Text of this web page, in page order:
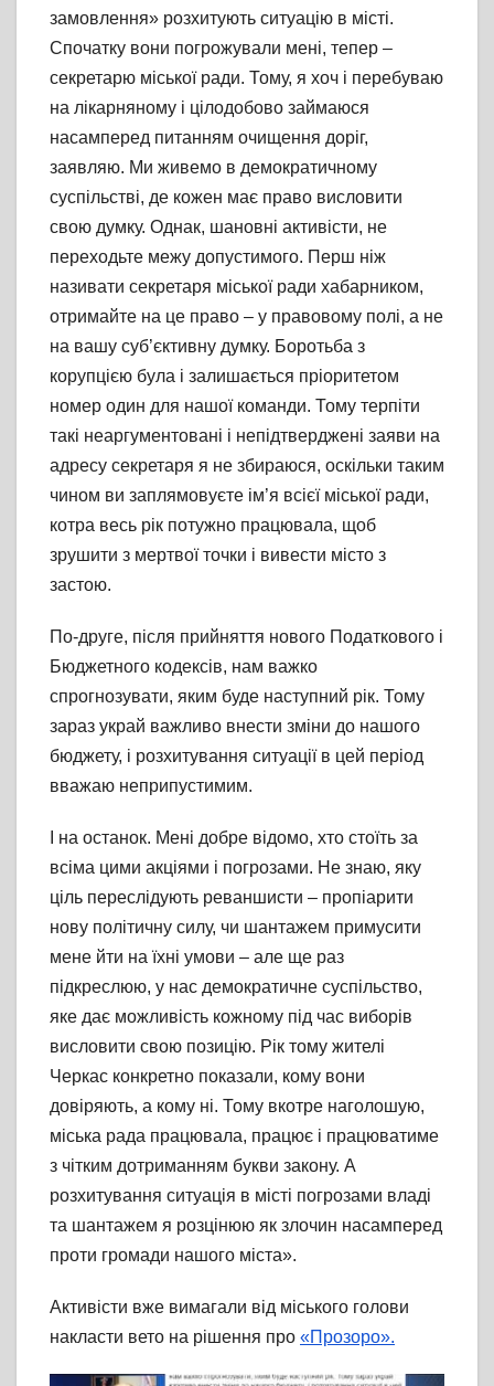
замовлення» розхитують ситуацію в місті.
Спочатку вони погрожували мені, тепер –
секретарю міської ради. Тому, я хоч і перебуваю
на лікарняному і цілодобово займаюся
насамперед питанням очищення доріг,
заявляю. Ми живемо в демократичному
суспільстві, де кожен має право висловити
свою думку. Однак, шановні активісти, не
переходьте межу допустимого. Перш ніж
називати секретаря міської ради хабарником,
отримайте на це право – у правовому полі, а не
на вашу суб’єктивну думку. Боротьба з
корупцією була і залишається пріоритетом
номер один для нашої команди. Тому терпіти
такі неаргументовані і непідтверджені заяви на
адресу секретаря я не збираюся, оскільки таким
чином ви заплямовуєте ім’я всієї міської ради,
котра весь рік потужно працювала, щоб
зрушити з мертвої точки і вивести місто з
застою.
По-друге, після прийняття нового Податкового і
Бюджетного кодексів, нам важко
спрогнозувати, яким буде наступний рік. Тому
зараз украй важливо внести зміни до нашого
бюджету, і розхитування ситуації в цей період
вважаю неприпустимим.
І на останок. Мені добре відомо, хто стоїть за
всіма цими акціями і погрозами. Не знаю, яку
ціль переслідують реваншисти – пропіарити
нову політичну силу, чи шантажем примусити
мене йти на їхні умови – але ще раз
підкреслюю, у нас демократичне суспільство,
яке дає можливість кожному під час виборів
висловити свою позицію. Рік тому жителі
Черкас конкретно показали, кому вони
довіряють, а кому ні. Тому вкотре наголошую,
міська рада працювала, працює і працюватиме
з чітким дотриманням букви закону. А
розхитування ситуація в місті погрозами владі
та шантажем я розцінюю як злочин насамперед
проти громади нашого міста».
Активісти вже вимагали від міського голови
накласти вето на рішення про «Прозоро».